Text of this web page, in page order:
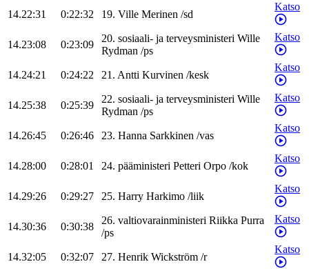
14.22:31 0:22:32 19. Ville Merinen /sd
Katso
14.23:08 0:23:09
20. sosiaali- ja terveysministeri Wille
Rydman /ps
Katso
14.24:21 0:24:22 21. Antti Kurvinen /kesk
Katso
14.25:38 0:25:39
22. sosiaali- ja terveysministeri Wille
Rydman /ps
Katso
14.26:45 0:26:46 23. Hanna Sarkkinen /vas
Katso
14.28:00 0:28:01 24. pääministeri Petteri Orpo /kok
Katso
14.29:26 0:29:27 25. Harry Harkimo /liik
Katso
14.30:36 0:30:38
26. valtiovarainministeri Riikka Purra
/ps
Katso
14.32:05 0:32:07 27. Henrik Wickström /r
Katso